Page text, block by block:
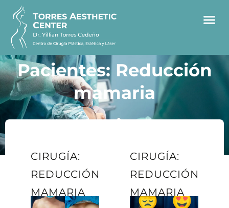
Pacientes: Reducción
mamaria
CIRUGÍA:
REDUCCIÓN
MAMARIA
CIRUGÍA:
REDUCCIÓN
MAMARIA